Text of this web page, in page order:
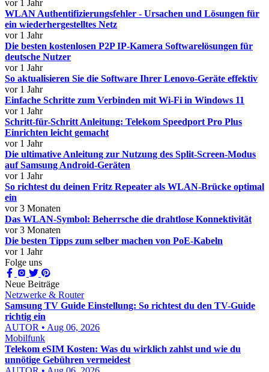
vor 1 Jahr
WLAN Authentifizierungsfehler - Ursachen und Lösungen für
ein wiederhergestelltes Netz
vor 1 Jahr
Die besten kostenlosen P2P IP-Kamera Softwarelösungen für
deutsche Nutzer
vor 1 Jahr
So aktualisieren Sie die Software Ihrer Lenovo-Geräte effektiv
vor 1 Jahr
Einfache Schritte zum Verbinden mit Wi-Fi in Windows 11
vor 1 Jahr
Schritt-für-Schritt Anleitung: Telekom Speedport Pro Plus
Einrichten leicht gemacht
vor 1 Jahr
Die ultimative Anleitung zur Nutzung des Split-Screen-Modus
auf Samsung Android-Geräten
vor 1 Jahr
So richtest du deinen Fritz Repeater als WLAN-Brücke optimal
ein
vor 3 Monaten
Das WLAN-Symbol: Beherrsche die drahtlose Konnektivität
vor 3 Monaten
Die besten Tipps zum selber machen von PoE-Kabeln
vor 1 Jahr
Folge uns
Neue Beiträge
Netzwerke & Router
Samsung TV Guide Einstellung: So richtest du den TV-Guide
richtig ein
AUTOR • Aug 06, 2026
Mobilfunk
Telekom eSIM Kosten: Was du wirklich zahlst und wie du
unnötige Gebühren vermeidest